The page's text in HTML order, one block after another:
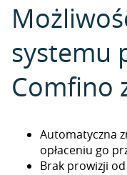
systemu
Comfino
Automatyczna
opłaceniu go
Brak prowizji